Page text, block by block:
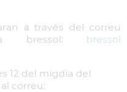
a través del correu
bressol:
bressol
12 del migdia del
correu: